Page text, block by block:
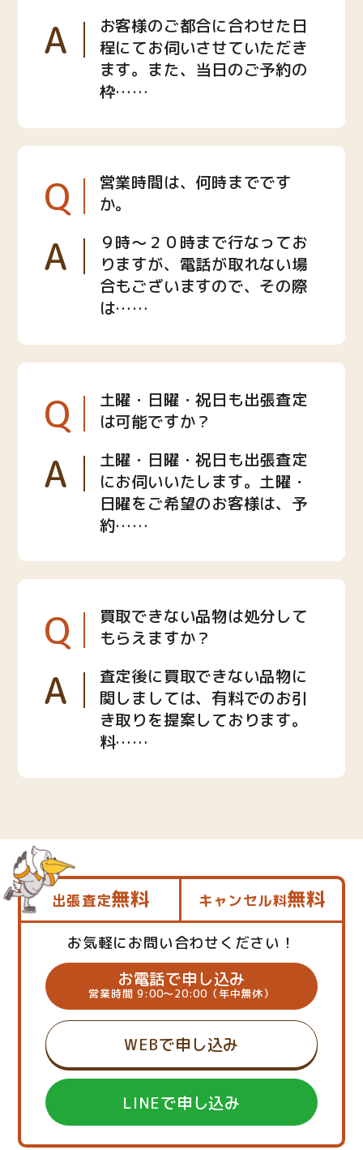
A
お客様のご都合に合わせた日
程にてお伺いさせていただき
ます。また、当日のご予約の
枠……
Q
営業時間は、何時までです
か。
A
９時〜２０時まで行なってお
りますが、電話が取れない場
合もございますので、その際
は……
Q
土曜・日曜・祝日も出張査定
は可能ですか？
A
土曜・日曜・祝日も出張査定
にお伺いいたします。土曜・
日曜をご希望のお客様は、予
約……
Q
買取できない品物は処分して
もらえますか？
A
査定後に買取できない品物に
関しましては、有料でのお引
き取りを提案しております。
料……
出張査定無料 キャンセル料無料
お気軽にお問い合わせください！
お電話で申し込み
営業時間 9:00～20:00（年中無休）
WEBで申し込み
LINEで申し込み